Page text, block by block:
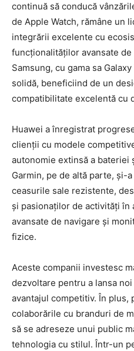
continuă să conducă
de Apple Watch, rămâne un
integrării excelente cu
funcționalităților avansate
Samsung, cu gama sa
solidă, beneficiind de un
compatibilitate excelentă cu
Huawei a înregistrat
clienții cu modele
autonomie extinsă a bateriei
Garmin, pe de altă parte, și-
ceasurile sale rezistente,
și pasionaților de activități
avansate de navigare și
fizice.
Aceste companii investesc
dezvoltare pentru a lansa
avantajul competitiv. În
colaborările cu branduri de
să se adreseze unui public
tehnologia cu stilul. Într-un